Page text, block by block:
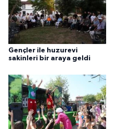
Gençler ile huzurevi
sakinleri bir araya geldi